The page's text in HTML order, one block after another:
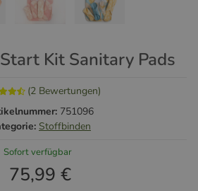
Kit Sanitary Pads
(2 Bewertungen)
751096
Stoffbinden
Sofort verfügbar
75,99 €